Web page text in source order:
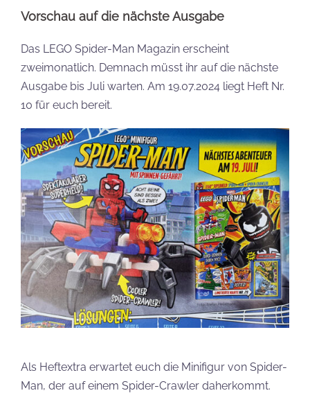
Vorschau auf die nächste Ausgabe
Das LEGO Spider-Man Magazin erscheint
zweimonatlich. Demnach müsst ihr auf die nächste
Ausgabe bis Juli warten. Am 19.07.2024 liegt Heft Nr.
10 für euch bereit.
Als Heftextra erwartet euch die Minifigur von Spider-
Man, der auf einem Spider-Crawler daherkommt.